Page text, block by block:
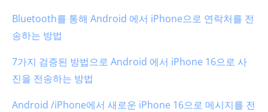
Bluetooth를 통해 Android 에서 iPhone으로 연락처를 전
송하는 방법
7가지 검증된 방법으로 Android 에서 iPhone 16으로 사
진을 전송하는 방법
Android /iPhone에서 새로운 iPhone 16으로 메시지를 전